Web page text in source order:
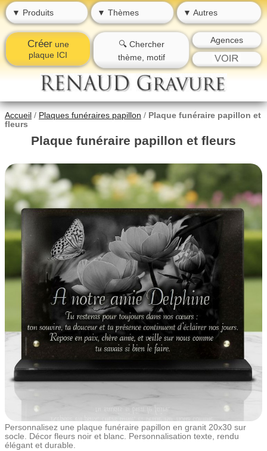
▼ Produits ▼ Thèmes ▼ Autres
Créerune
plaque ICI
🔍 Chercher
thème, motif
Agences
Accueil / Plaques funéraires papillon / Plaque funéraire papillon et
fleurs
Plaque funéraire papillon et fleurs
Personnalisez une plaque funéraire papillon en granit 20x30 sur
socle. Décor fleurs noir et blanc. Personnalisation texte, rendu
élégant et durable.